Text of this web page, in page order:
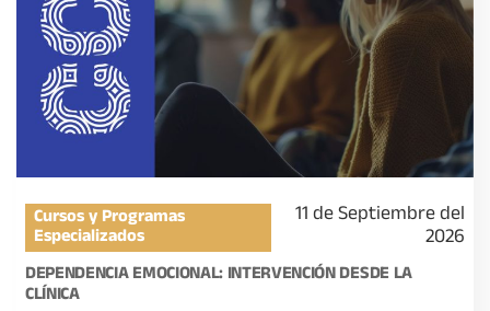
Cursos y Programas
Especializados
11 de Septiembre del
2026
DEPENDENCIA EMOCIONAL: INTERVENCIÓN DESDE LA
CLÍNICA